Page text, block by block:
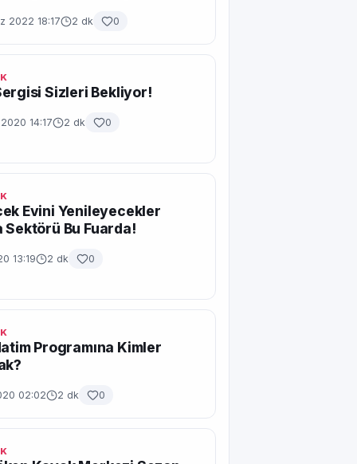
2022 18:17 2 dk 0
Sizleri Bekliyor!
14:17 2 dk 0
Evini Yenileyecekler
Sektörü Bu Fuarda!
13:19 2 dk 0
Programına Kimler
02:02 2 dk 0